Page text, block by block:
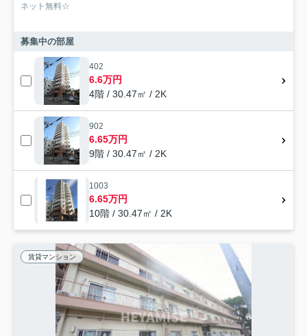
ネット無料☆
募集中の部屋
402
6.6万円
4階 / 30.47㎡ / 2K
902
6.65万円
9階 / 30.47㎡ / 2K
1003
6.65万円
10階 / 30.47㎡ / 2K
賃貸マンション